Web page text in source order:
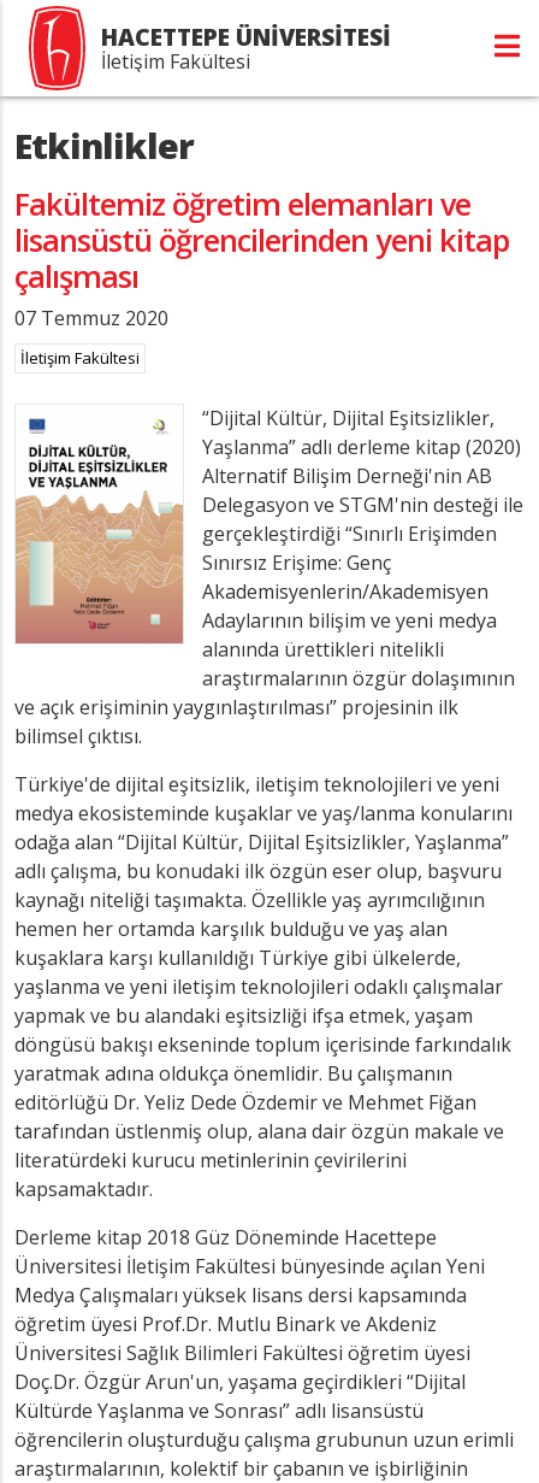
HACETTEPE ÜNİVERSİTESİ
İletişim Fakültesi
Etkinlikler
Fakültemiz öğretim elemanları ve
lisansüstü öğrencilerinden yeni kitap
çalışması
07 Temmuz 2020
İletişim Fakültesi
“Dijital Kültür, Dijital Eşitsizlikler,
Yaşlanma” adlı derleme kitap (2020)
Alternatif Bilişim Derneği'nin AB
Delegasyon ve STGM'nin desteği ile
gerçekleştirdiği “Sınırlı Erişimden
Sınırsız Erişime: Genç
Akademisyenlerin/Akademisyen
Adaylarının bilişim ve yeni medya
alanında ürettikleri nitelikli
araştırmalarının özgür dolaşımının
ve açık erişiminin yaygınlaştırılması” projesinin ilk
bilimsel çıktısı.
Türkiye'de dijital eşitsizlik, iletişim teknolojileri ve yeni
medya ekosisteminde kuşaklar ve yaş/lanma konularını
odağa alan “Dijital Kültür, Dijital Eşitsizlikler, Yaşlanma”
adlı çalışma, bu konudaki ilk özgün eser olup, başvuru
kaynağı niteliği taşımakta. Özellikle yaş ayrımcılığının
hemen her ortamda karşılık bulduğu ve yaş alan
kuşaklara karşı kullanıldığı Türkiye gibi ülkelerde,
yaşlanma ve yeni iletişim teknolojileri odaklı çalışmalar
yapmak ve bu alandaki eşitsizliği ifşa etmek, yaşam
döngüsü bakışı ekseninde toplum içerisinde farkındalık
yaratmak adına oldukça önemlidir. Bu çalışmanın
editörlüğü Dr. Yeliz Dede Özdemir ve Mehmet Fiğan
tarafından üstlenmiş olup, alana dair özgün makale ve
literatürdeki kurucu metinlerinin çevirilerini
kapsamaktadır.
Derleme kitap 2018 Güz Döneminde Hacettepe
Üniversitesi İletişim Fakültesi bünyesinde açılan Yeni
Medya Çalışmaları yüksek lisans dersi kapsamında
öğretim üyesi Prof.Dr. Mutlu Binark ve Akdeniz
Üniversitesi Sağlık Bilimleri Fakültesi öğretim üyesi
Doç.Dr. Özgür Arun'un, yaşama geçirdikleri “Dijital
Kültürde Yaşlanma ve Sonrası” adlı lisansüstü
öğrencilerin oluşturduğu çalışma grubunun uzun erimli
araştırmalarının, kolektif bir çabanın ve işbirliğinin